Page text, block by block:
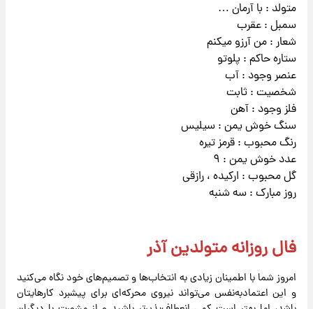
متولد : با آرمان …
سمبل : عقرب
شعار : من آرزو میکنم
ستاره حاکم : پلوتو
عنصر وجود : آب
شخصیت : ثابت
فلز وجود : آهن
سنگ خوش یمن : سیلیس
رنگ محبوب : قرمز تیره
عدد خوش یمن : ۹
گل محبوب : ارکیده ، رازقی
روز مبارک : سه شنبه
فال روزانه متولدین آذر
امروز شما با اطمینان زیادی به انتخاب‌ها و تصمیم‌های خود نگاه می‌کنید
و این اعتمادبه‌نفس می‌تواند نیروی محرکه‌ای برای پیشبرد کارهایتان